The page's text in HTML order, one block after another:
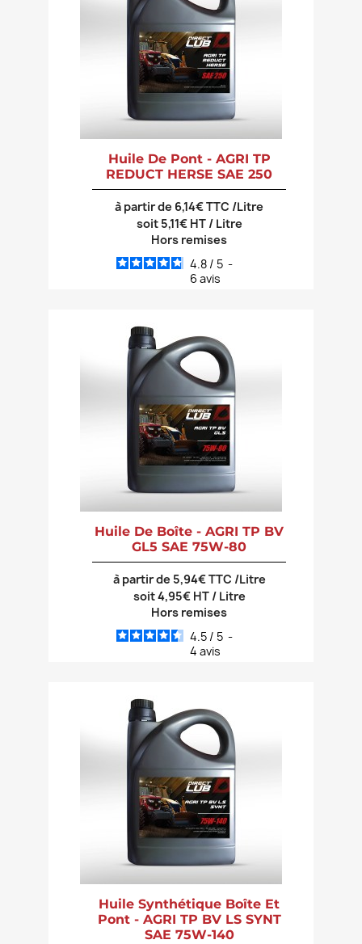
Huile De Pont - AGRI TP
REDUCT HERSE SAE 250
à partir de 6,14€ TTC /Litre
soit 5,11€ HT / Litre
Hors remises
4.8 / 5 -
6 avis
Huile De Boîte - AGRI TP BV
GL5 SAE 75W-80
à partir de 5,94€ TTC /Litre
soit 4,95€ HT / Litre
Hors remises
4.5 / 5 -
4 avis
Huile Synthétique Boîte Et
Pont - AGRI TP BV LS SYNT
SAE 75W-140